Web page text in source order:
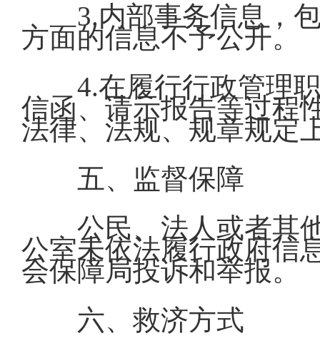
3.内部事务信息，
方面的信息不予公开。
4.在履行行政管理
信函、请示报告等过程
法律、法规、规章规定
五、监督保障
公民、法人或者其
公室未依法履行政府信
会保障局投诉和举报。
六、救济方式